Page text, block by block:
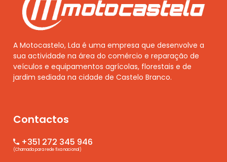
A Motocastelo, Lda é uma empresa que desenvolve a
sua actividade na área do comércio e reparação de
veículos e equipamentos agrícolas, florestais e de
jardim sediada na cidade de Castelo Branco.
Contactos
+351 272 345 946
(Chamada para rede fixa nacional)